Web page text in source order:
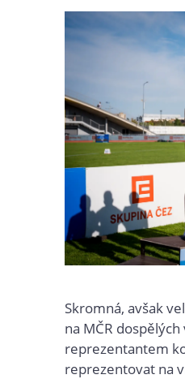
Skromná, avšak
na MČR
reprezentantem
reprezentovat na